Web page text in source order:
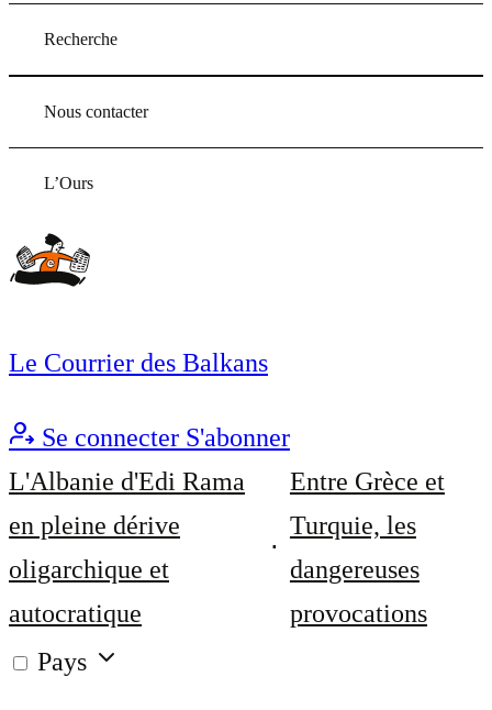
Recherche
Nous contacter
L’Ours
Le Courrier des Balkans
Se connecter S'abonner
L'Albanie d'Edi Rama
en pleine dérive
oligarchique et
autocratique
Entre Grèce et
Turquie, les
dangereuses
provocations
Pays